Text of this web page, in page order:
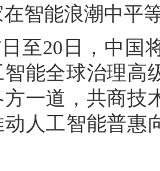
在智能浪潮中平
至20日，中国
智能全球治理高
一道，共商技
人工智能普惠